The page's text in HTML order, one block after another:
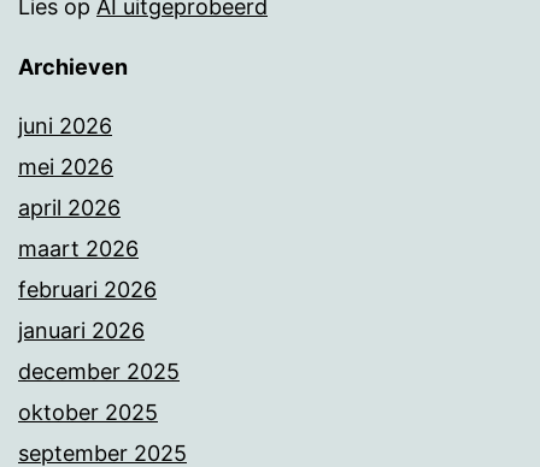
Lies op AI uitgeprobeerd
Archieven
juni 2026
mei 2026
april 2026
maart 2026
februari 2026
januari 2026
december 2025
oktober 2025
september 2025